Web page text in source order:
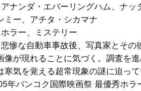
ナンダ・エバーリングハム、ナッ
ミー、アチタ・シカマナ
ラー、ミステリー
惨な自動車事故後、写真家とその
像が現れることに気づく。調査を
寒気を覚える超常現象の謎に迫って
年バンコク国際映画祭 最優秀ホラ